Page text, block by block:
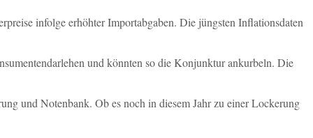
infolge erhöhter Importabgaben. Die jüngsten Inflationsdaten
und könnten so die Konjunktur ankurbeln. Die
und Notenbank. Ob es noch in diesem Jahr zu einer Lockerung